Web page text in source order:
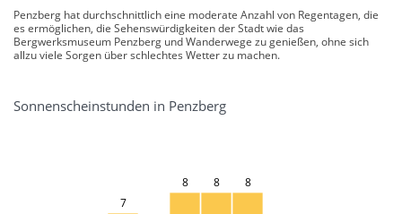
Penzberg hat durchschnittlich eine moderate Anzahl von Regentagen, die
es ermöglichen, die Sehenswürdigkeiten der Stadt wie das
Bergwerksmuseum Penzberg und Wanderwege zu genießen, ohne sich
allzu viele Sorgen über schlechtes Wetter zu machen.
Sonnenscheinstunden in Penzberg
7
8 8 8